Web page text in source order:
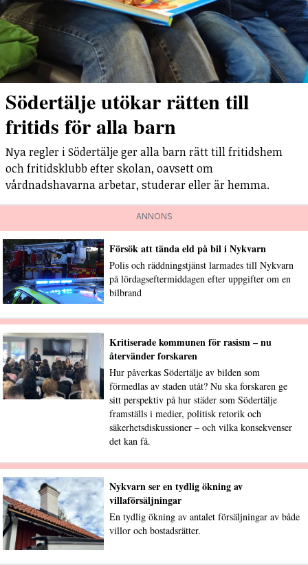
Södertälje utökar rätten till
fritids för alla barn
Nya regler i Södertälje ger alla barn rätt till fritidshem
och fritidsklubb efter skolan, oavsett om
vårdnadshavarna arbetar, studerar eller är hemma.
ANNONS
Försök att tända eld på bil i Nykvarn
Polis och räddningstjänst larmades till Nykvarn
på lördagseftermiddagen efter uppgifter om en
bilbrand
Kritiserade kommunen för rasism – nu
återvänder forskaren
Hur påverkas Södertälje av bilden som
förmedlas av staden utåt? Nu ska forskaren ge
sitt perspektiv på hur städer som Södertälje
framställs i medier, politisk retorik och
säkerhetsdiskussioner – och vilka konsekvenser
det kan få.
Nykvarn ser en tydlig ökning av
villaförsäljningar
En tydlig ökning av antalet försäljningar av både
villor och bostadsrätter.